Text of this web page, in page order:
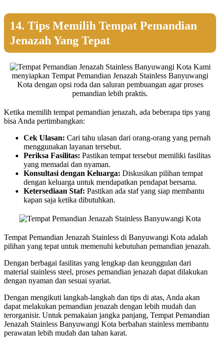
14. Tips Memilih Tempat Pemandian
Jenazah Yang Tepat
Kami
menyiapkan Tempat Pemandian Jenazah Stainless Banyuwangi
Kota dengan opsi roda dan saluran pembuangan agar proses
pemandian lebih praktis.
Ketika memilih tempat pemandian jenazah, ada beberapa tips yang
bisa Anda pertimbangkan:
Cek Ulasan: Cari tahu ulasan dari orang-orang yang pernah
menggunakan layanan tersebut.
Periksa Fasilitas: Pastikan tempat tersebut memiliki fasilitas
yang memadai dan nyaman.
Konsultasi dengan Keluarga: Diskusikan pilihan tempat
dengan keluarga untuk mendapatkan pendapat bersama.
Ketersediaan Staf: Pastikan ada staf yang siap membantu
kapan saja ketika dibutuhkan.
Tempat Pemandian Jenazah Stainless di Banyuwangi Kota adalah
pilihan yang tepat untuk memenuhi kebutuhan pemandian jenazah.
Dengan berbagai fasilitas yang lengkap dan keunggulan dari
material stainless steel, proses pemandian jenazah dapat dilakukan
dengan nyaman dan sesuai syariat.
Dengan mengikuti langkah-langkah dan tips di atas, Anda akan
dapat melakukan pemandian jenazah dengan lebih mudah dan
terorganisir. Untuk pemakaian jangka panjang, Tempat Pemandian
Jenazah Stainless Banyuwangi Kota berbahan stainless membantu
perawatan lebih mudah dan tahan karat.